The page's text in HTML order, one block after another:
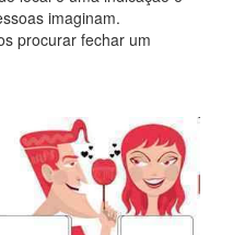
imaginam.
procurar fechar um